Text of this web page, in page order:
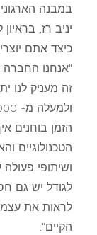
במבנה
יניב רז,
כיצד אתם
"אנחנו החברה
הזמן בוחנים
הטכנולוגיים
ושיתופי
לגודל יש גם
לראות את
הקיים".